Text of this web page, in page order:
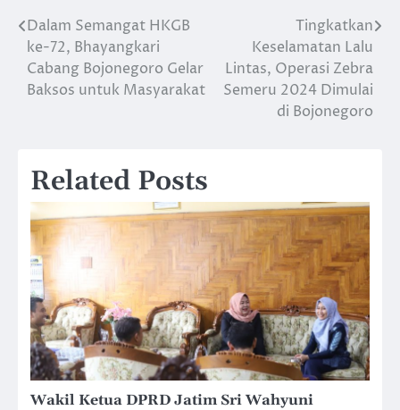
Navigasi
pos
Dalam Semangat HKGB
ke-72, Bhayangkari
Cabang Bojonegoro Gelar
Baksos untuk Masyarakat
Tingkatkan
Keselamatan Lalu
Lintas, Operasi Zebra
Semeru 2024 Dimulai
di Bojonegoro
Related Posts
Wakil Ketua DPRD Jatim Sri Wahyuni